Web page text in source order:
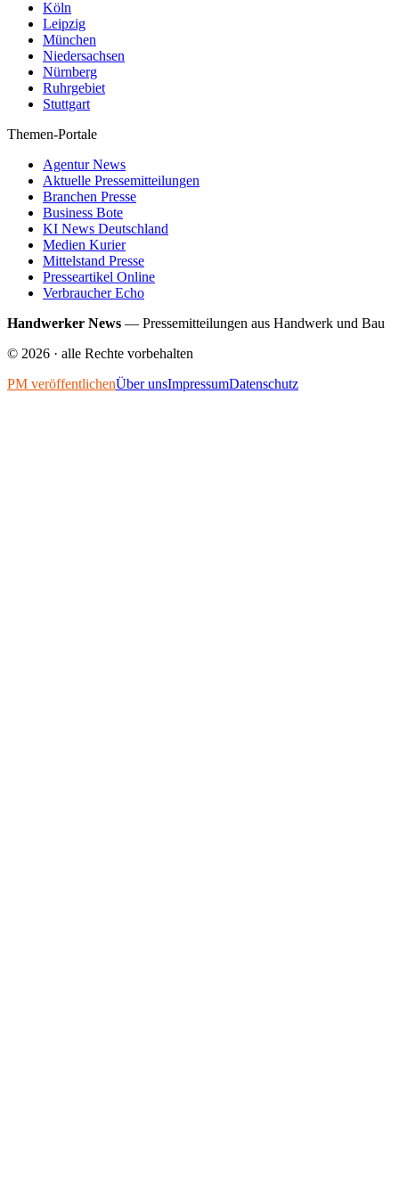
Köln
Leipzig
München
Niedersachsen
Nürnberg
Ruhrgebiet
Stuttgart
Themen-Portale
Agentur News
Aktuelle Pressemitteilungen
Branchen Presse
Business Bote
KI News Deutschland
Medien Kurier
Mittelstand Presse
Presseartikel Online
Verbraucher Echo
Handwerker News — Pressemitteilungen aus Handwerk und Bau
© 2026 · alle Rechte vorbehalten
PM veröffentlichenÜber unsImpressumDatenschutz